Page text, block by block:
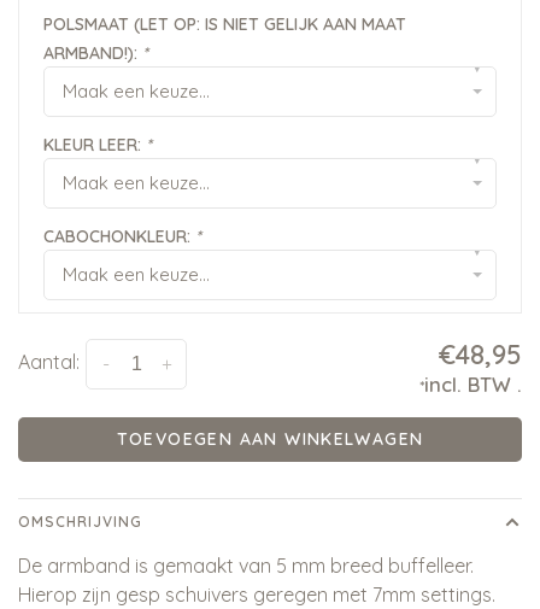
POLSMAAT (LET OP: IS NIET GELIJK AAN MAAT
ARMBAND!): *
Maak een keuze...
▾
KLEUR LEER: *
Maak een keuze...
▾
CABOCHONKLEUR: *
Maak een keuze...
▾
Aantal: +
- €48,95
*incl. BTW .
TOEVOEGEN AAN WINKELWAGEN
OMSCHRIJVING
De armband is gemaakt van 5 mm breed buffelleer.
Hierop zijn gesp schuivers geregen met 7mm settings.